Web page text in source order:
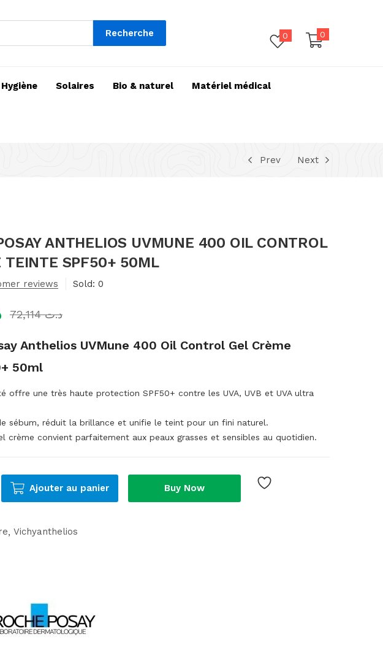
Recherche 0 0
Hygiène Solaires Bio & naturel Matériel médical
Prev Next
ANTHELIOS UVMUNE 400 OIL CONTROL
TEINTE SPF50+ 50ML
reviews Sold: 0
د.ت72,114
Anthelios UVMune 400 Oil Control Gel Crème
50ml
offre une très haute protection SPF50+ contre les UVA, UVB et UVA ultra
sébum, réduit la brillance et unifie le teint pour un fini naturel.
crème convient parfaitement aux peaux grasses et sensibles au quotidien.
Ajouter au panier Buy Now
Vichyanthelios